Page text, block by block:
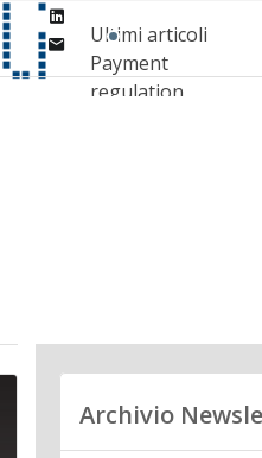
Email
Ultimi articoli
Payment
regulation
Archivio